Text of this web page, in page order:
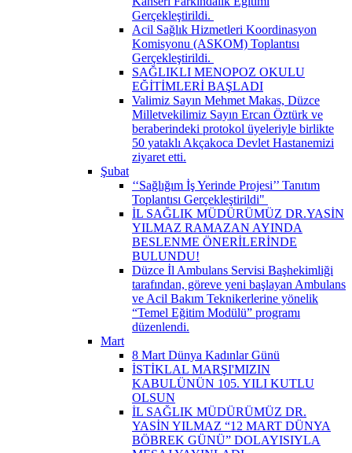
Gerçekleştirildi. ​
Acil Sağlık Hizmetleri Koordinasyon
Komisyonu (ASKOM) Toplantısı
Gerçekleştirildi. ​
SAĞLIKLI MENOPOZ OKULU
EĞİTİMLERİ BAŞLADI
Valimiz Sayın Mehmet Makas, Düzce
Milletvekilimiz Sayın Ercan Öztürk ve
beraberindeki protokol üyeleriyle birlikte
50 yataklı Akçakoca Devlet Hastanemizi
ziyaret etti.
Şubat
‘‘Sağlığım İş Yerinde Projesi’’ Tanıtım
Toplantısı Gerçekleştirildi" ​
İL SAĞLIK MÜDÜRÜMÜZ DR.YASİN
YILMAZ RAMAZAN AYINDA
BESLENME ÖNERİLERİNDE
BULUNDU!
Düzce İl Ambulans Servisi Başhekimliği
tarafından, göreve yeni başlayan Ambulans
ve Acil Bakım Teknikerlerine yönelik
“Temel Eğitim Modülü” programı
düzenlendi.
Mart
8 Mart Dünya Kadınlar Günü
İSTİKLAL MARŞI'MIZIN
KABULÜNÜN 105. YILI KUTLU
OLSUN
İL SAĞLIK MÜDÜRÜMÜZ DR.
YASİN YILMAZ “12 MART DÜNYA
BÖBREK GÜNÜ” DOLAYISIYLA